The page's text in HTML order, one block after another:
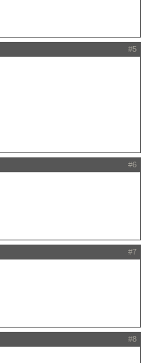
#5
#6
#7
#8